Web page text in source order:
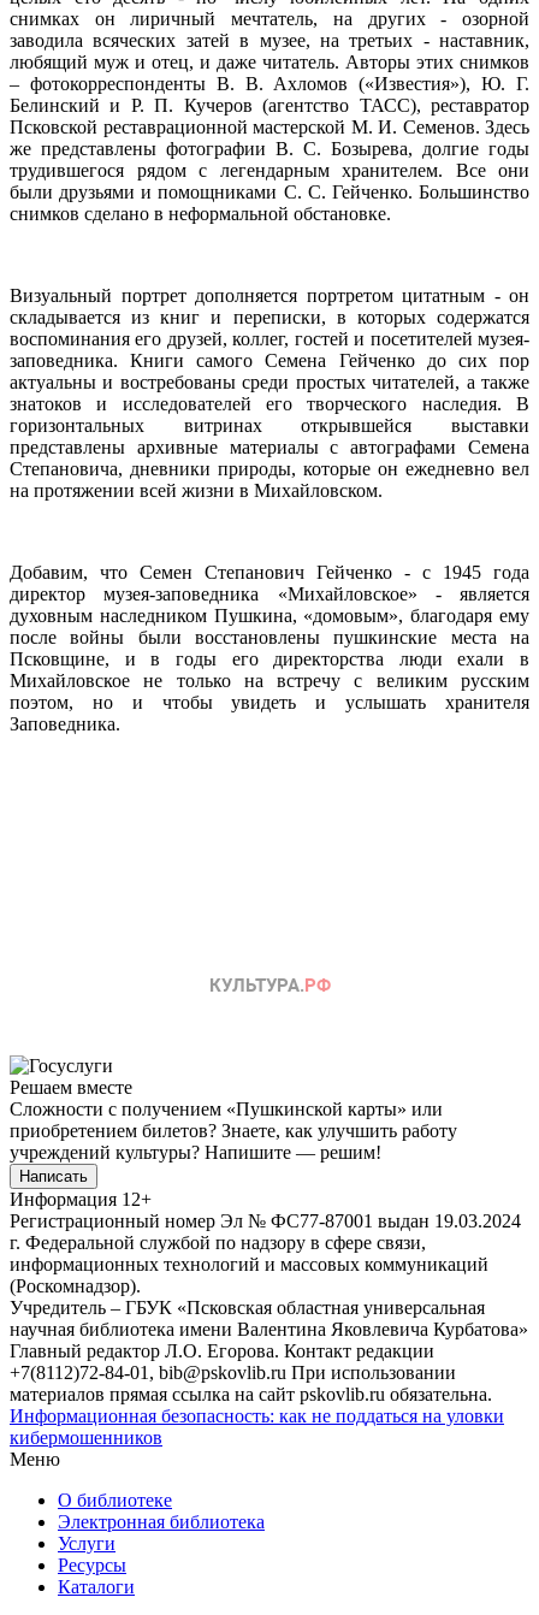
снимках он лиричный мечтатель, на других - озорной
заводила всяческих затей в музее, на третьих - наставник,
любящий муж и отец, и даже читатель. Авторы этих снимков
– фотокорреспонденты В. В. Ахломов («Известия»), Ю. Г.
Белинский и Р. П. Кучеров (агентство ТАСС), реставратор
Псковской реставрационной мастерской М. И. Семенов. Здесь
же представлены фотографии В. С. Бозырева, долгие годы
трудившегося рядом с легендарным хранителем. Все они
были друзьями и помощниками С. С. Гейченко. Большинство
снимков сделано в неформальной обстановке.
Визуальный портрет дополняется портретом цитатным - он
складывается из книг и переписки, в которых содержатся
воспоминания его друзей, коллег, гостей и посетителей музея-
заповедника. Книги самого Семена Гейченко до сих пор
актуальны и востребованы среди простых читателей, а также
знатоков и исследователей его творческого наследия. В
горизонтальных витринах открывшейся выставки
представлены архивные материалы с автографами Семена
Степановича, дневники природы, которые он ежедневно вел
на протяжении всей жизни в Михайловском.
Добавим, что Семен Степанович Гейченко - с 1945 года
директор музея-заповедника «Михайловское» - является
духовным наследником Пушкина, «домовым», благодаря ему
после войны были восстановлены пушкинские места на
Псковщине, и в годы его директорства люди ехали в
Михайловское не только на встречу с великим русским
поэтом, но и чтобы увидеть и услышать хранителя
Заповедника.
Решаем вместе
Сложности с получением «Пушкинской карты» или
приобретением билетов? Знаете, как улучшить работу
учреждений культуры? Напишите — решим!
Написать
Информация 12+
Регистрационный номер Эл № ФС77-87001 выдан 19.03.2024
г. Федеральной службой по надзору в сфере связи,
информационных технологий и массовых коммуникаций
(Роскомнадзор).
Учредитель – ГБУК «Псковская областная универсальная
научная библиотека имени Валентина Яковлевича Курбатова»
Главный редактор Л.О. Егорова. Контакт редакции
+7(8112)72-84-01, bib@pskovlib.ru При использовании
материалов прямая ссылка на сайт pskovlib.ru обязательна.
Информационная безопасность: как не поддаться на уловки
кибермошенников
Меню
О библиотеке
Электронная библиотека
Услуги
Ресурсы
Каталоги